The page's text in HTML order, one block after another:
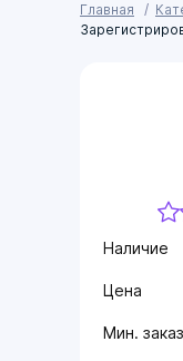
Главная
Наличие
Цена
Мин. заказ